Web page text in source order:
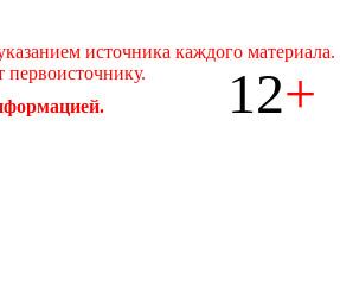
источника каждого материала.
12+